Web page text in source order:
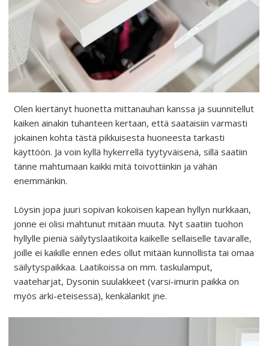
Olen kiertänyt huonetta mittanauhan kanssa ja suunnitellut
kaiken ainakin tuhanteen kertaan, että saataisiin varmasti
jokainen kohta tästä pikkuisesta huoneesta tarkasti
käyttöön. Ja voin kyllä hykerrellä tyytyväisenä, sillä saatiin
tänne mahtumaan kaikki mitä toivottiinkin ja vähän
enemmänkin.
Löysin jopa juuri sopivan kokoisen kapean hyllyn nurkkaan,
jonne ei olisi mahtunut mitään muuta. Nyt saatiin tuohon
hyllylle pieniä säilytyslaatikoita kaikelle sellaiselle tavaralle,
joille ei kaikille ennen edes ollut mitään kunnollista tai omaa
säilytyspaikkaa. Laatikoissa on mm. taskulamput,
vaateharjat, Dysonin suulakkeet (varsi-imurin paikka on
myös arki-eteisessä), kenkälankit jne.